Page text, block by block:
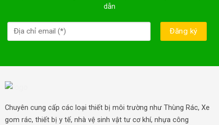
dẫn
Chuyên cung cấp các loại thiết bị môi trường như Thùng Rác, Xe
gom rác, thiết bị y tế, nhà vệ sinh vật tư cơ khí, nhựa công